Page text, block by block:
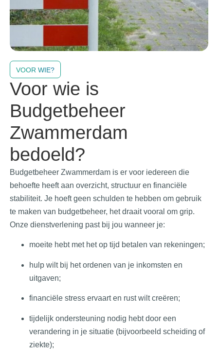
VOOR WIE?
Voor wie is
Budgetbeheer
Zwammerdam
bedoeld?
Budgetbeheer Zwammerdam is er voor iedereen die
behoefte heeft aan overzicht, structuur en financiële
stabiliteit. Je hoeft geen schulden te hebben om gebruik
te maken van budgetbeheer, het draait vooral om grip.
Onze dienstverlening past bij jou wanneer je:
moeite hebt met het op tijd betalen van rekeningen;
hulp wilt bij het ordenen van je inkomsten en
uitgaven;
financiële stress ervaart en rust wilt creëren;
tijdelijk ondersteuning nodig hebt door een
verandering in je situatie (bijvoorbeeld scheiding of
ziekte);